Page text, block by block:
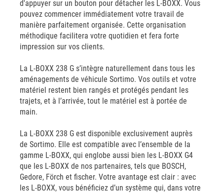
d'appuyer sur un bouton pour détacher les L-BOXX. Vous
pouvez commencer immédiatement votre travail de
manière parfaitement organisée. Cette organisation
méthodique facilitera votre quotidien et fera forte
impression sur vos clients.
La L-BOXX 238 G s’intègre naturellement dans tous les
aménagements de véhicule Sortimo. Vos outils et votre
matériel restent bien rangés et protégés pendant les
trajets, et à l’arrivée, tout le matériel est à portée de
main.
La L-BOXX 238 G est disponible exclusivement auprès
de Sortimo. Elle est compatible avec l’ensemble de la
gamme L-BOXX, qui englobe aussi bien les L-BOXX G4
que les L-BOXX de nos partenaires, tels que BOSCH,
Gedore, Förch et fischer. Votre avantage est clair : avec
les L-BOXX, vous bénéficiez d’un système qui, dans votre